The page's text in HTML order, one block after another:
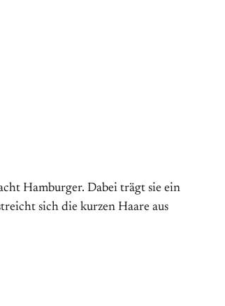
Hamburger. Dabei trägt sie ein
sich die kurzen Haare aus